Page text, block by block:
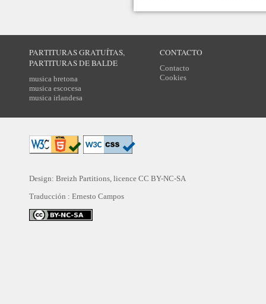
PARTITURAS GRATUÍTAS,
PARTITURAS DE BALDE
musica bretona
musica escocesa
musica irlandesa
CONTACTO
Contacto
Cookies
Design: Breizh Partitions, licence CC BY-NC-SA
Traducción : Ernesto Campos